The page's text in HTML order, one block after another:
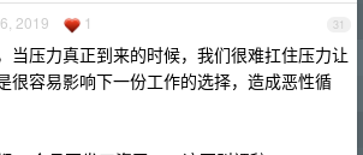
31
2019 1
当压力真正到来的时候，我们很难扛住压力让
很容易影响下一份工作的选择，造成恶性循